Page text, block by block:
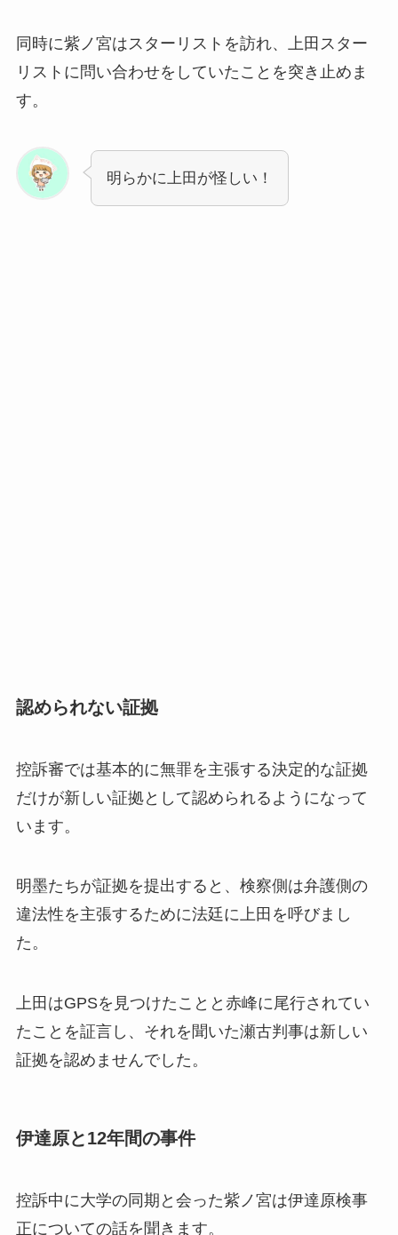
同時に紫ノ宮はスターリストを訪れ、上田スター
リストに問い合わせをしていたことを突き止めま
す。
明らかに上田が怪しい！
認められない証拠
控訴審では基本的に無罪を主張する決定的な証拠
だけが新しい証拠として認められるようになって
います。
明墨たちが証拠を提出すると、検察側は弁護側の
違法性を主張するために法廷に上田を呼びまし
た。
上田はGPSを見つけたことと赤峰に尾行されてい
たことを証言し、それを聞いた瀬古判事は新しい
証拠を認めませんでした。
伊達原と12年間の事件
控訴中に大学の同期と会った紫ノ宮は伊達原検事
正についての話を聞きます。